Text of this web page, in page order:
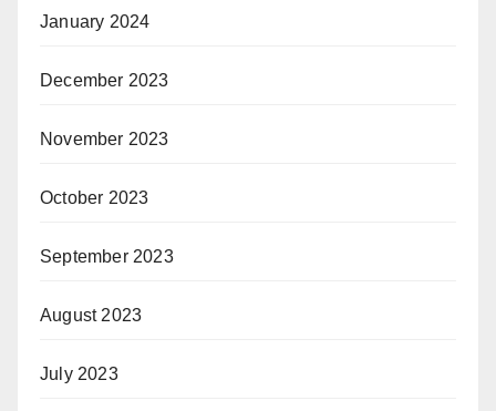
January 2024
December 2023
November 2023
October 2023
September 2023
August 2023
July 2023